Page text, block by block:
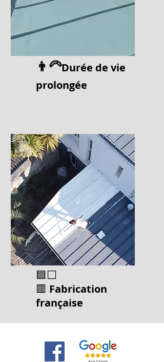
👨‍🦳Durée de vie
prolongée
🟦⬜
🟥 Fabrication
française